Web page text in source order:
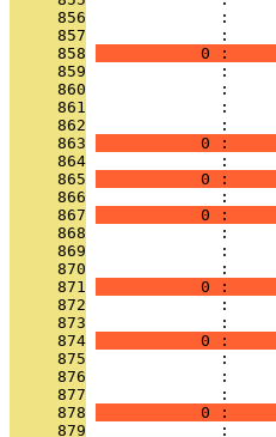
     856
:
     857
:
     858
0 :
     859
:
     860
              :
     861
:
     862
:
     863
0 :
     864
              :
     865
0 :
     866
:
     867
0 :
     868
:
     869
              :
     870
:
     871
0 :
     872
              :
     873
:
     874
0 :
     875
              :
     876
:
     877
:
     878
0 :
     879
              :